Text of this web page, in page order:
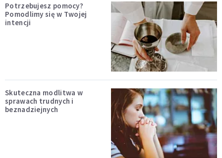
Potrzebujesz pomocy?
Pomodlimy się w Twojej
intencji
Skuteczna modlitwa w
sprawach trudnych i
beznadziejnych